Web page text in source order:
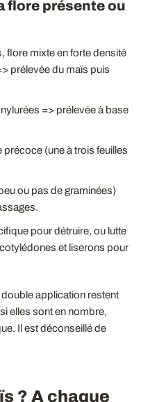
flore présente ou
flore mixte en forte densité
prélevée du maïs puis
=> prélevée à base
(une à trois feuilles
ou pas de graminées)
pour détruire, ou lutte
et liserons pour
application restent
elles sont en nombre,
Il est déconseillé de
? A chaque